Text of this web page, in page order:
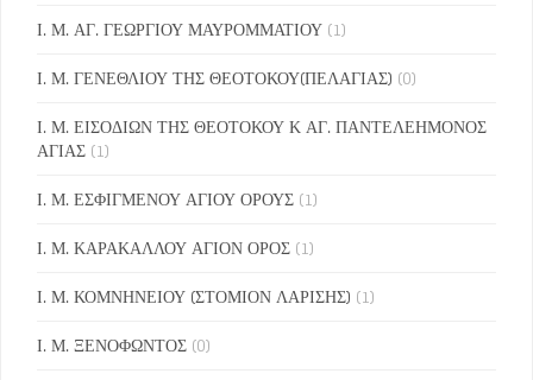
Ι. Μ. ΑΓ. ΓΕΩΡΓΙΟΥ ΜΑΥΡΟΜΜΑΤΙΟΥ (1)
Ι. Μ. ΓΕΝΕΘΛΙΟΥ ΤΗΣ ΘΕΟΤΟΚΟΥ(ΠΕΛΑΓΙΑΣ) (0)
Ι. Μ. ΕΙΣΟΔΙΩΝ ΤΗΣ ΘΕΟΤΟΚΟΥ Κ ΑΓ. ΠΑΝΤΕΛΕΗΜΟΝΟΣ
ΑΓΙΑΣ (1)
Ι. Μ. ΕΣΦΙΓΜΕΝΟΥ ΑΓΙΟΥ ΟΡΟΥΣ (1)
Ι. Μ. ΚΑΡΑΚΑΛΛΟΥ ΑΓΙΟΝ ΟΡΟΣ (1)
Ι. Μ. ΚΟΜΝΗΝΕΙΟΥ (ΣΤΟΜΙΟΝ ΛΑΡΙΣΗΣ) (1)
Ι. Μ. ΞΕΝΟΦΩΝΤΟΣ (0)